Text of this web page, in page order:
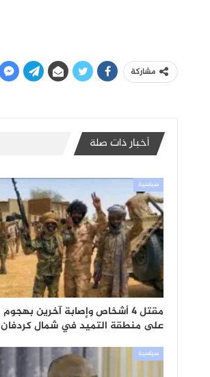
مشاركة
أخبار ذات صلة
سياسية
مقتل 4 أشخاص وإصابة آخرين بهجوم
على منطقة التميد في شمال كردفان
سياسية